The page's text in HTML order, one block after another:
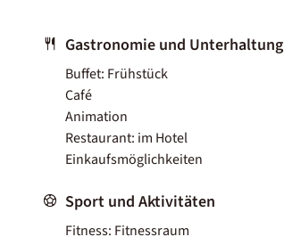
Gastronomie und Unterhaltung
Buffet: Frühstück
Café
Animation
Restaurant: im Hotel
Einkaufsmöglichkeiten
Sport und Aktivitäten
Fitness: Fitnessraum